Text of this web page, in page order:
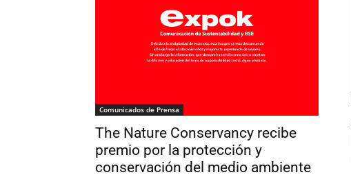
Comunicados de Prensa
The Nature Conservancy recibe
premio por la protección y
conservación del medio ambiente